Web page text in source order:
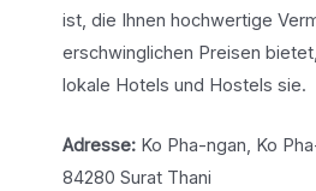
ist, die Ihnen hochwertige
erschwinglichen Preisen
lokale Hotels und Hostels sie.
Adresse:Ko Pha-ngan, Ko
84280 Surat Thani